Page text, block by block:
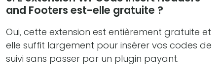
and Footers est-elle gratuite ?
Oui, cette extension est entièrement gratuite et
elle suffit largement pour insérer vos codes de
suivi sans passer par un plugin payant.